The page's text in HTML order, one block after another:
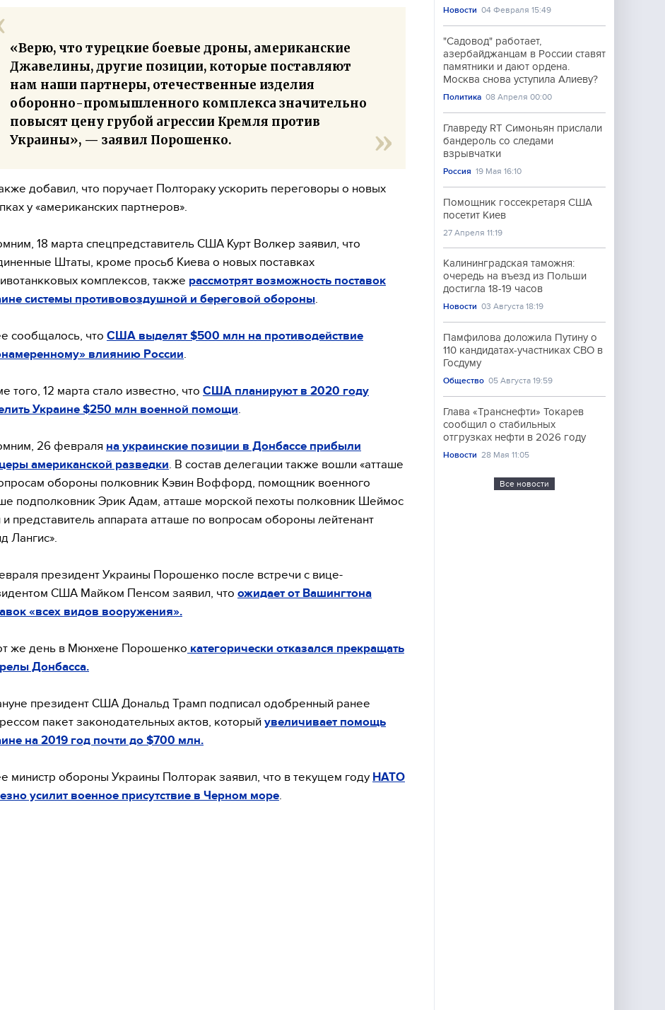
«Верю, что турецкие боевые дроны, американские
Джавелины, другие позиции, которые поставляют
нам наши партнеры, отечественные изделия
оборонно-промышленного комплекса значительно
повысят цену грубой агрессии Кремля против
Украины», — заявил Порошенко.
добавил, что поручает Полтораку ускорить переговоры о новых
у «американских партнеров».
18 марта спецпредставитель США Курт Волкер заявил, что
Штаты, кроме просьб Киева о новых поставках
комплексов, также рассмотрят возможность поставок
системы противовоздушной и береговой обороны
сообщалось, что США выделят $500 млн на противодействие
влиянию России
того, 12 марта стало известно, что США планируют в 2020 году
Украине $250 млн военной помощи
26 февраля на украинские позиции в Донбассе прибыли
американской разведки . В состав делегации также вошли «атташе
обороны полковник Кэвин Воффорд, помощник военного
подполковник Эрик Адам, атташе морской пехоты полковник Шеймос
и представитель аппарата атташе по вопросам обороны лейтенант
Лангис».
президент Украины Порошенко после встречи с вице-
США Майком Пенсом заявил, что ожидает от Вашингтона
«всех видов вооружения».
же день в Мюнхене Порошенко категорически отказался прекращать
Донбасса.
президент США Дональд Трамп подписал одобренный ранее
пакет законодательных актов, который увеличивает помощь
на 2019 год почти до $700 млн.
министр обороны Украины Полторак заявил, что в текущем году НАТО
усилит военное присутствие в Черном море
Новости 04 Февраля 15:49
"Садовод" работает,
азербайджанцам в России ставят
памятники и дают ордена.
Москва снова уступила Алиеву?
Политика 08 Апреля 00:00
Главреду RT Симоньян прислали
бандероль со следами
взрывчатки
Россия 19 Мая 16:10
Помощник госсекретаря США
посетит Киев
27 Апреля 11:19
Калининградская таможня:
очередь на въезд из Польши
достигла 18-19 часов
Новости 03 Августа 18:19
Памфилова доложила Путину о
110 кандидатах-участниках СВО в
Госдуму
Общество 05 Августа 19:59
Глава «Транснефти» Токарев
сообщил о стабильных
отгрузках нефти в 2026 году
Новости 28 Мая 11:05
Все новости